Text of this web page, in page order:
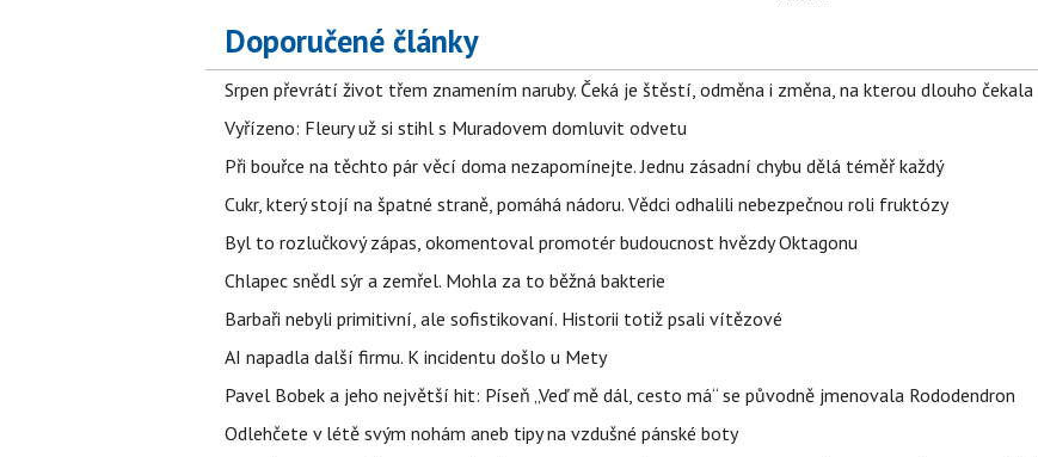
Doporučené články
Srpen převrátí život třem znamením naruby. Čeká je štěstí, odměna i změna, na kterou dlouho čekala
Vyřízeno: Fleury už si stihl s Muradovem domluvit odvetu
Při bouřce na těchto pár věcí doma nezapomínejte. Jednu zásadní chybu dělá téměř každý
Cukr, který stojí na špatné straně, pomáhá nádoru. Vědci odhalili nebezpečnou roli fruktózy
Byl to rozlučkový zápas, okomentoval promotér budoucnost hvězdy Oktagonu
Chlapec snědl sýr a zemřel. Mohla za to běžná bakterie
Barbaři nebyli primitivní, ale sofistikovaní. Historii totiž psali vítězové
AI napadla další firmu. K incidentu došlo u Mety
Pavel Bobek a jeho největší hit: Píseň „Veď mě dál, cesto má“ se původně jmenovala Rododendron
Odlehčete v létě svým nohám aneb tipy na vzdušné pánské boty